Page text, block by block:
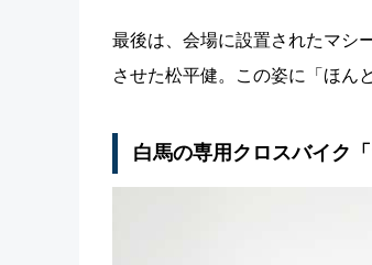
最後は、会場に設置されたマシ
させた松平健。この姿に「ほん
白馬の専用クロスバイク